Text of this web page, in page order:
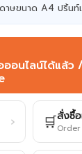
ษขนาด A4 ปริ้นท์
ออนไลน์ได้แล้ว
› 🛒สั่งซื้